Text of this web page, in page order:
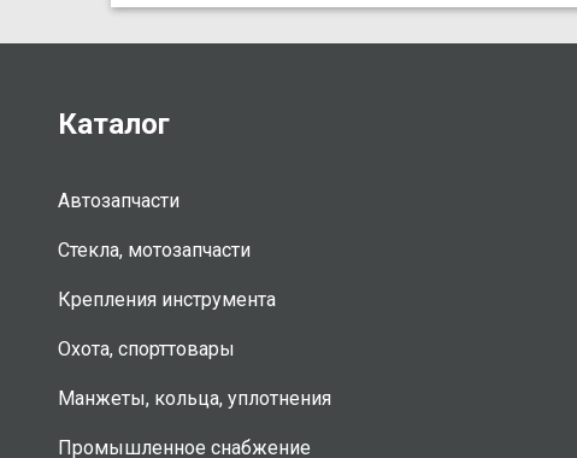
Каталог
Автозапчасти
Стекла, мотозапчасти
Крепления инструмента
Охота, спорттовары
Манжеты, кольца, уплотнения
Промышленное снабжение